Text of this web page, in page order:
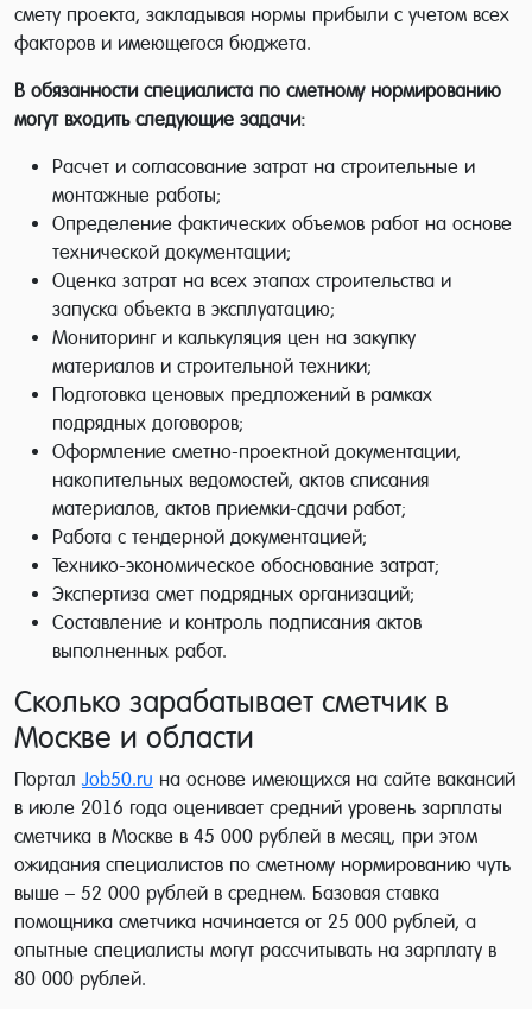
смету проекта, закладывая нормы прибыли с учетом всех
факторов и имеющегося бюджета.
В обязанности специалиста по сметному нормированию
могут входить следующие задачи:
Расчет и согласование затрат на строительные и
монтажные работы;
Определение фактических объемов работ на основе
технической документации;
Оценка затрат на всех этапах строительства и
запуска объекта в эксплуатацию;
Мониторинг и калькуляция цен на закупку
материалов и строительной техники;
Подготовка ценовых предложений в рамках
подрядных договоров;
Оформление сметно-проектной документации,
накопительных ведомостей, актов списания
материалов, актов приемки-сдачи работ;
Работа с тендерной документацией;
Технико-экономическое обоснование затрат;
Экспертиза смет подрядных организаций;
Составление и контроль подписания актов
выполненных работ.
Сколько зарабатывает сметчик в
Москве и области
ПорталJob50.ru на основе имеющихся на сайте вакансий
в июле 2016 года оценивает средний уровень зарплаты
сметчика в Москве в 45 000 рублей в месяц, при этом
ожидания специалистов по сметному нормированию чуть
выше – 52 000 рублей в среднем. Базовая ставка
помощника сметчика начинается от 25 000 рублей, а
опытные специалисты могут рассчитывать на зарплату в
80 000 рублей.